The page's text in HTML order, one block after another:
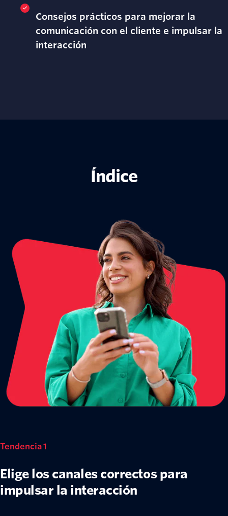
Consejos prácticos para mejorar la
comunicación con el cliente e impulsar la
interacción
Índice
Tendencia 1
Elige los canales correctos para
impulsar la interacción